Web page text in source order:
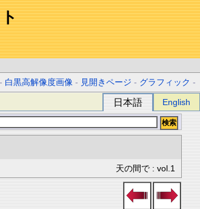
- 白黒高解像度画像 - 見開きページ - グラフィック -
日本語 English
天の間で : vol.1